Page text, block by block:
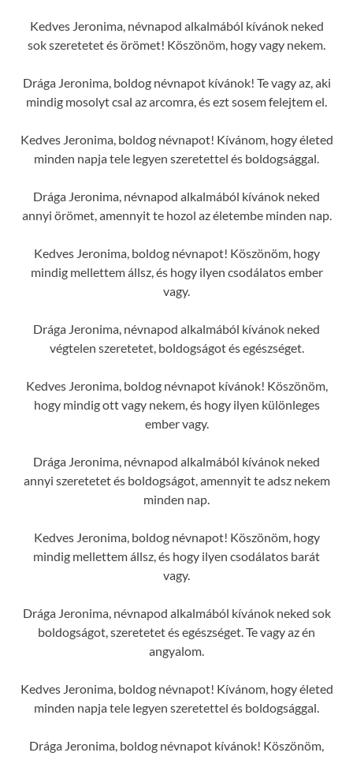
Kedves Jeronima, névnapod alkalmából kívánok neked
sok szeretetet és örömet! Köszönöm, hogy vagy nekem.
Drága Jeronima, boldog névnapot kívánok! Te vagy az, aki
mindig mosolyt csal az arcomra, és ezt sosem felejtem el.
Kedves Jeronima, boldog névnapot! Kívánom, hogy életed
minden napja tele legyen szeretettel és boldogsággal.
Drága Jeronima, névnapod alkalmából kívánok neked
annyi örömet, amennyit te hozol az életembe minden nap.
Kedves Jeronima, boldog névnapot! Köszönöm, hogy
mindig mellettem állsz, és hogy ilyen csodálatos ember
vagy.
Drága Jeronima, névnapod alkalmából kívánok neked
végtelen szeretetet, boldogságot és egészséget.
Kedves Jeronima, boldog névnapot kívánok! Köszönöm,
hogy mindig ott vagy nekem, és hogy ilyen különleges
ember vagy.
Drága Jeronima, névnapod alkalmából kívánok neked
annyi szeretetet és boldogságot, amennyit te adsz nekem
minden nap.
Kedves Jeronima, boldog névnapot! Köszönöm, hogy
mindig mellettem állsz, és hogy ilyen csodálatos barát
vagy.
Drága Jeronima, névnapod alkalmából kívánok neked sok
boldogságot, szeretetet és egészséget. Te vagy az én
angyalom.
Kedves Jeronima, boldog névnapot! Kívánom, hogy életed
minden napja tele legyen szeretettel és boldogsággal.
Drága Jeronima, boldog névnapot kívánok! Köszönöm,